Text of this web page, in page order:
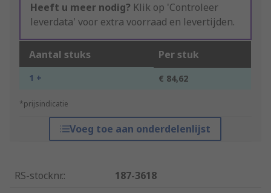
Heeft u meer nodig? Klik op 'Controleer
leverdata' voor extra voorraad en levertijden.
Aantal stuks Per stuk
1 + € 84,62
*prijsindicatie
Voeg toe aan onderdelenlijst
RS-stocknr.:
187-3618